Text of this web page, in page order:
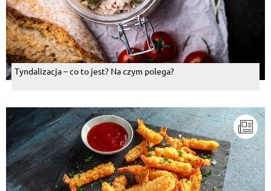
Tyndalizacja – co to jest? Na czym polega?